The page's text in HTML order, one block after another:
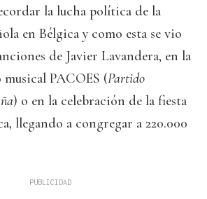
la lucha política de la
en Bélgica y como esta se vio
de Javier Lavandera, en la
PACOES (Partido
) o en la celebración de la fiesta
llegando a congregar a 220.000